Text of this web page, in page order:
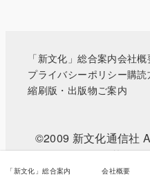
「新文化」総合案内会社概
プライバシーポリシー購読
縮刷版・出版物ご案内
©2009 新文化通信社
WEBサイトに掲載さ
断転載
「新文化」総合案内 会社概要